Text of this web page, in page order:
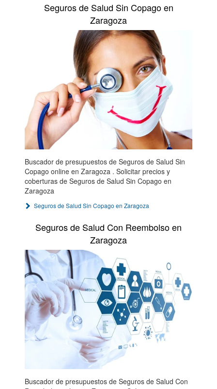
Seguros de Salud Sin Copago en
Zaragoza
Buscador de presupuestos de Seguros de Salud Sin
Copago online en Zaragoza . Solicitar precios y
coberturas de Seguros de Salud Sin Copago en
Zaragoza
Seguros de Salud Sin Copago en Zaragoza
Seguros de Salud Con Reembolso en
Zaragoza
Buscador de presupuestos de Seguros de Salud Con